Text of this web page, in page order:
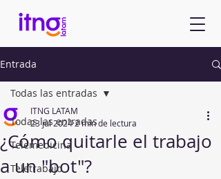
Entrada
Todas las entradas
Telemedicina
Teletrabajo
Todas las entradas
¿Cómo quitarle el trabajo
a un "bot"​?
ITNG LATAM
23 jul 20242 min de lectura